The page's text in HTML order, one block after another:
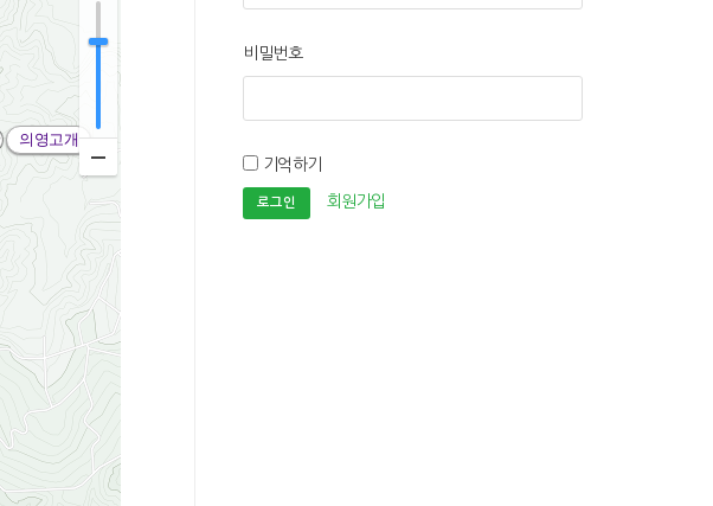
비밀번호
기억하기
회원가입